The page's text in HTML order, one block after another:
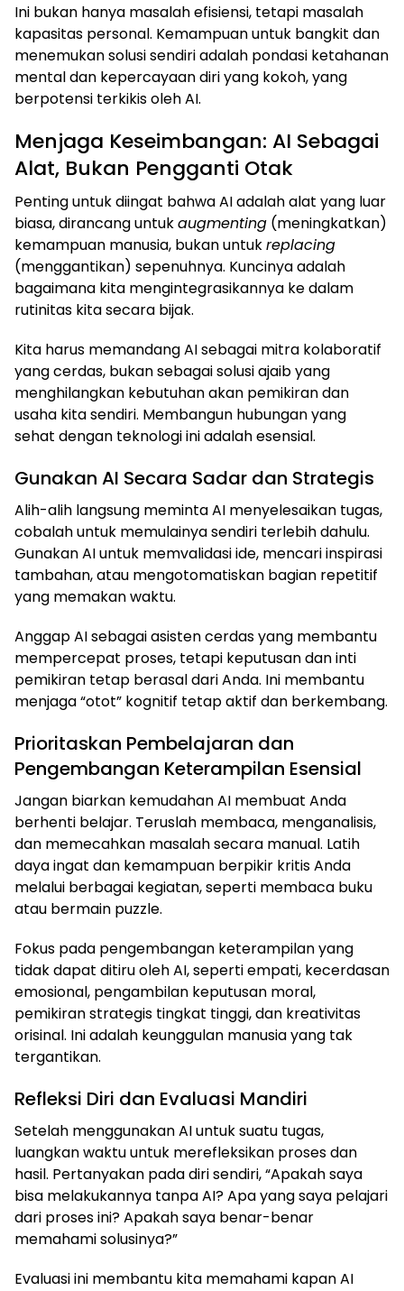
Ini bukan hanya masalah efisiensi, tetapi masalah
kapasitas personal. Kemampuan untuk bangkit dan
menemukan solusi sendiri adalah pondasi ketahanan
mental dan kepercayaan diri yang kokoh, yang
berpotensi terkikis oleh AI.
Menjaga Keseimbangan: AI Sebagai
Alat, Bukan Pengganti Otak
Penting untuk diingat bahwa AI adalah alat yang luar
biasa, dirancang untukaugmenting (meningkatkan)
kemampuan manusia, bukan untukreplacing
(menggantikan) sepenuhnya. Kuncinya adalah
bagaimana kita mengintegrasikannya ke dalam
rutinitas kita secara bijak.
Kita harus memandang AI sebagai mitra kolaboratif
yang cerdas, bukan sebagai solusi ajaib yang
menghilangkan kebutuhan akan pemikiran dan
usaha kita sendiri. Membangun hubungan yang
sehat dengan teknologi ini adalah esensial.
Gunakan AI Secara Sadar dan Strategis
Alih-alih langsung meminta AI menyelesaikan tugas,
cobalah untuk memulainya sendiri terlebih dahulu.
Gunakan AI untuk memvalidasi ide, mencari inspirasi
tambahan, atau mengotomatiskan bagian repetitif
yang memakan waktu.
Anggap AI sebagai asisten cerdas yang membantu
mempercepat proses, tetapi keputusan dan inti
pemikiran tetap berasal dari Anda. Ini membantu
menjaga “otot” kognitif tetap aktif dan berkembang.
Prioritaskan Pembelajaran dan
Pengembangan Keterampilan Esensial
Jangan biarkan kemudahan AI membuat Anda
berhenti belajar. Teruslah membaca, menganalisis,
dan memecahkan masalah secara manual. Latih
daya ingat dan kemampuan berpikir kritis Anda
melalui berbagai kegiatan, seperti membaca buku
atau bermain puzzle.
Fokus pada pengembangan keterampilan yang
tidak dapat ditiru oleh AI, seperti empati, kecerdasan
emosional, pengambilan keputusan moral,
pemikiran strategis tingkat tinggi, dan kreativitas
orisinal. Ini adalah keunggulan manusia yang tak
tergantikan.
Refleksi Diri dan Evaluasi Mandiri
Setelah menggunakan AI untuk suatu tugas,
luangkan waktu untuk merefleksikan proses dan
hasil. Pertanyakan pada diri sendiri, “Apakah saya
bisa melakukannya tanpa AI? Apa yang saya pelajari
dari proses ini? Apakah saya benar-benar
memahami solusinya?”
Evaluasi ini membantu kita memahami kapan AI